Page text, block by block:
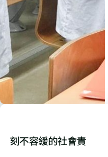
刻不容緩的社會責